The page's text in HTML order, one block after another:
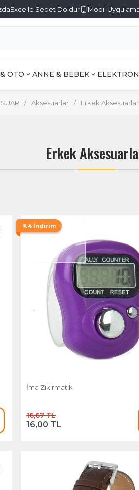
Excelle Sepet Doldur Mobil
OTO ANNE & BEBEK
/ Aksesuarlar / Erkek
Erkek
%4 İndirim
İma Zikirmatik
16,67 TL
16,00 TL